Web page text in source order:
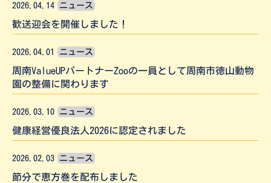
2026.04.14 ニュース
歓送迎会を開催しました！
2026.04.01 ニュース
周南ValueUPパートナーZooの一員として周南市徳山動物
園の整備に関わります
2026.03.10 ニュース
健康経営優良法人2026に認定されました
2026.02.03 ニュース
節分で恵方巻を配布しました